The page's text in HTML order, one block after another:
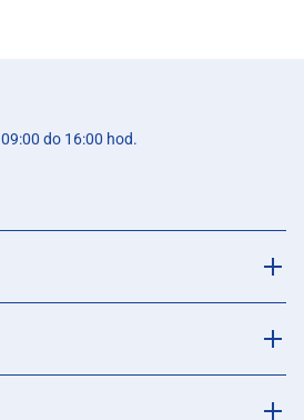
do 16:00 hod.